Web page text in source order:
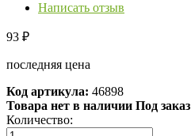
Написать отзыв
93 ₽
последняя цена
Код артикула: 46898
Товара нет в наличии Под заказ
Количество: